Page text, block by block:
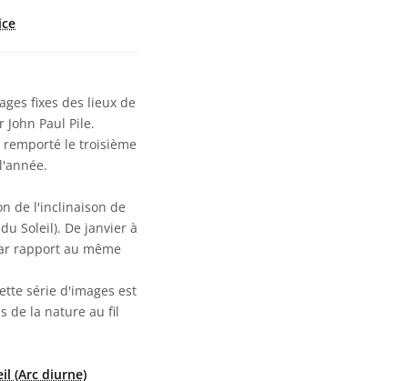
fixes des lieux de
Paul Pile.
remporté le troisième
de l'inclinaison de
Soleil). De janvier à
rapport au même
série d'images est
de la nature au fil
(Arc diurne)